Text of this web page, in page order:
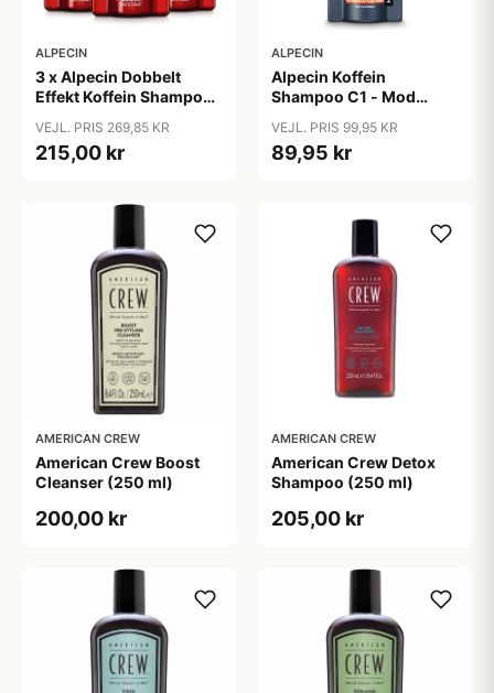
ALPECIN
3 x Alpecin Dobbelt
Effekt Koffein Shampoo
VEJL. PRIS 269,85 KR
215,00 kr
ALPECIN
Alpecin Koffein
Shampoo C1 - Mod
VEJL. PRIS 99,95 KR
89,95 kr
AMERICAN CREW
American Crew Boost
Cleanser (250 ml)
200,00 kr
AMERICAN CREW
American Crew Detox
Shampoo (250 ml)
205,00 kr